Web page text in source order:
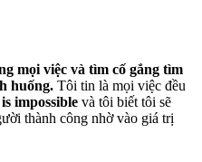
mọi việc và tìm cố gắng tìm
huống. Tôi tin là mọi việc đều
impossible và tôi biết tôi sẽ
thành công nhờ vào giá trị